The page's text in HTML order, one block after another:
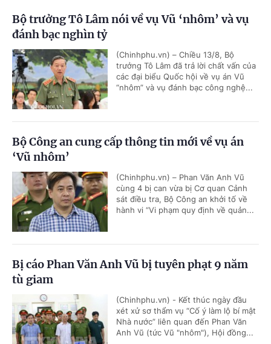
Bộ trưởng Tô Lâm nói về vụ Vũ ‘nhôm’ và vụ
đánh bạc nghìn tỷ
(Chinhphu.vn) – Chiều 13/8, Bộ
trưởng Tô Lâm đã trả lời chất vấn của
các đại biểu Quốc hội về vụ án Vũ
“nhôm” và vụ đánh bạc công nghệ...
Bộ Công an cung cấp thông tin mới về vụ án
‘Vũ nhôm’
(Chinhphu.vn) – Phan Văn Anh Vũ
cùng 4 bị can vừa bị Cơ quan Cảnh
sát điều tra, Bộ Công an khởi tố về
hành vi “Vi phạm quy định về quản...
Bị cáo Phan Văn Anh Vũ bị tuyên phạt 9 năm
tù giam
(Chinhphu.vn) - Kết thúc ngày đầu
xét xử sơ thẩm vụ “Cố ý làm lộ bí mật
Nhà nước” liên quan đến Phan Văn
Anh Vũ (tức Vũ "nhôm"), Hội đồng...